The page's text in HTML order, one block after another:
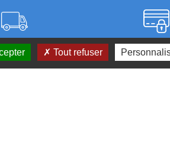
à prix coûtant Paiement
Tout refuser